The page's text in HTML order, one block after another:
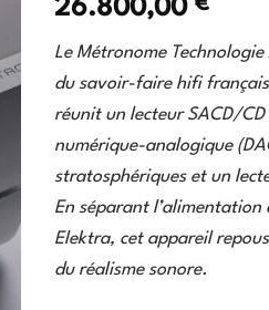
26.800,00 €
Le Métronome
du savoir-faire hifi
réunit un lecteur SACD/
numérique-analogique
stratosphériques et un
En séparant l’alimentation
Elektra, cet appareil
du réalisme sonore.